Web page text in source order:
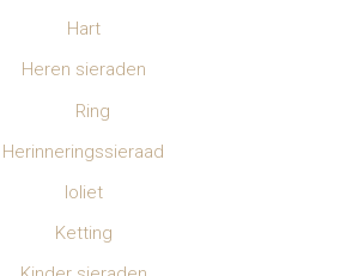
Hart
Heren sieraden
Ring
Herinneringssieraad
Ioliet
Ketting